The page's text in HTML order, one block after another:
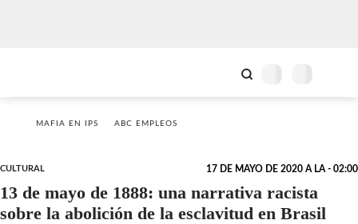
MAFIA EN IPS ABC EMPLEOS
CULTURAL 17 DE MAYO DE 2020 A LA - 02:00
13 de mayo de 1888: una narrativa racista
sobre la abolición de la esclavitud en Brasil